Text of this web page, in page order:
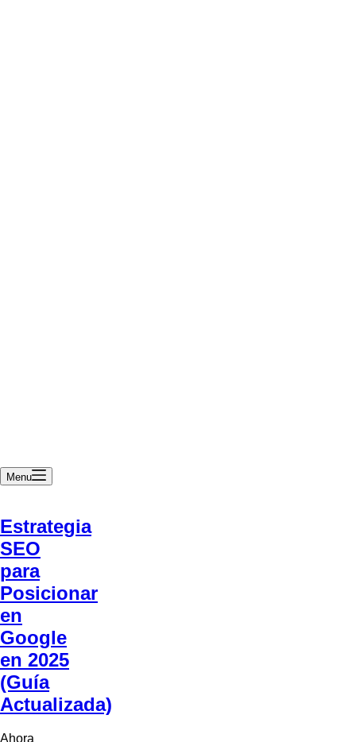
Menu
Estrategia
SEO
para
Posicionar
en
Google
en 2025
(Guía
Actualizada)
Ahora